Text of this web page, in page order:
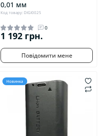
0,01 мм
Код товару: DIGI0025
0
1 192 грн.
Повідомити мене
Новинка